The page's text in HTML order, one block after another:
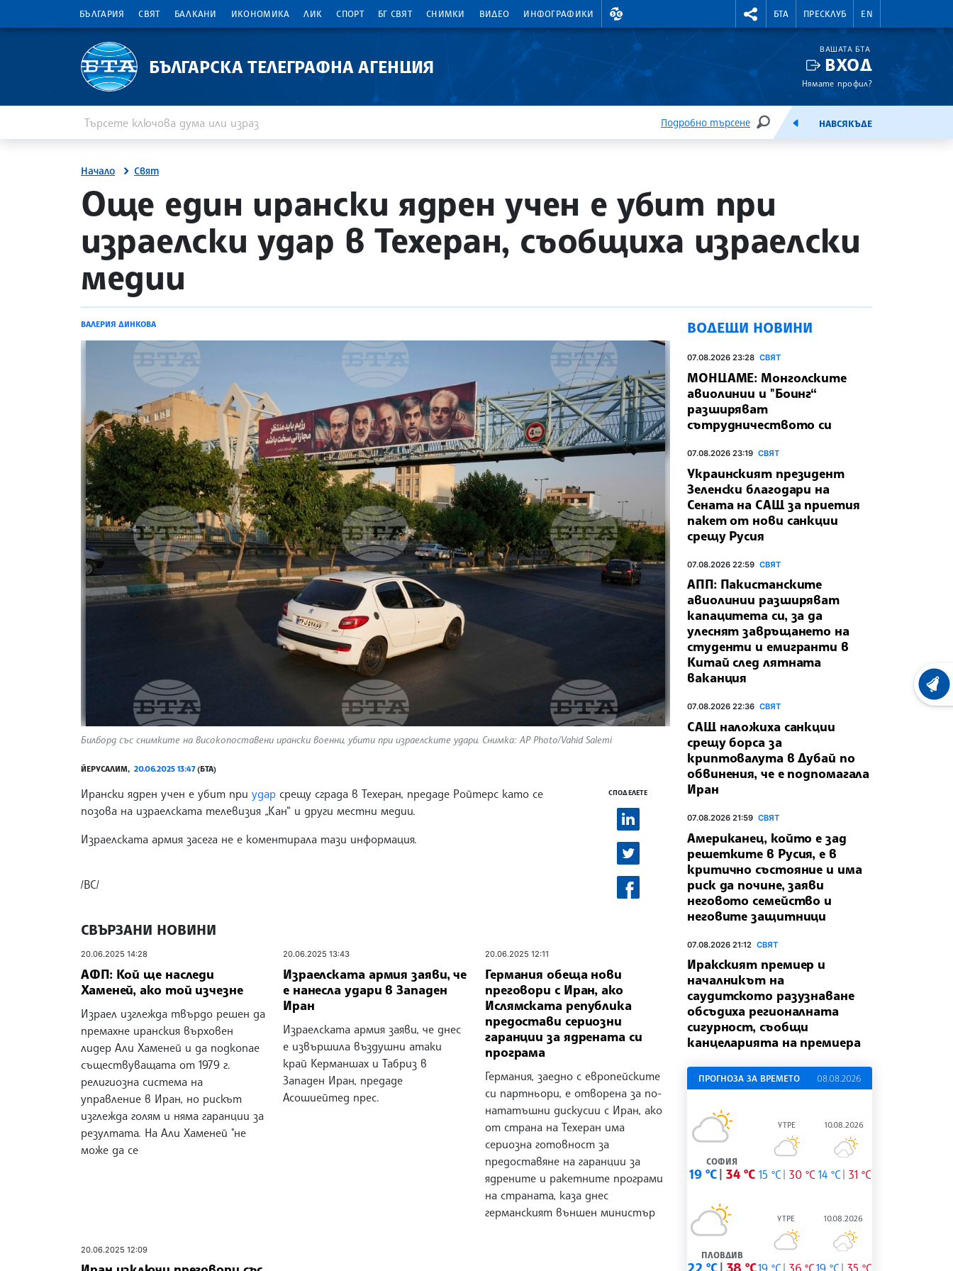
БЪЛГАРИЯ СВЯТ БАЛКАНИ ИКОНОМИКА ЛИК СПОРТ БГ СВЯТ СНИМКИ ВИДЕО ИНФОГРАФИКИ
ВАЛУТНИ КУРСОВЕ RIGHTMENU.SOCIAL
БТА ПРЕСКЛУБ EN
БЪЛГАРСКА ТЕЛЕГРАФНА АГЕНЦИЯ
ВАШАТА БТА
ВХОД
Нямате профил?
Подробно търсене
ТЪРСЕНЕЕМИСИЯНАВСЯКЪДЕ
Начало Свят
site.bta
Още един ирански ядрен учен е убит при
израелски удар в Техеран, съобщиха израелски
медии
ВАЛЕРИЯ ДИНКОВА
Билборд със снимките на високопоставени ирански военни, убити при израелските удари. Снимка: AP Photo/Vahid Salemi
ЙЕРУСАЛИМ, 20.06.2025 13:47(БТА)
Ирански ядрен учен е убит при удар срещу сграда в Техеран, предаде Ройтерс като се
позова на израелската телевизия „Кан“ и други местни медии.
Израелската армия засега не е коментирала тази информация.
/ВС/
СПОДЕЛЕТЕ
СВЪРЗАНИ НОВИНИ
20.06.2025 14:28
АФП: Кой ще наследи
Хаменей, ако той изчезне
Израел изглежда твърдо решен да
премахне иранския върховен
лидер Али Хаменей и да подкопае
съществуващата от 1979 г.
религиозна система на
управление в Иран, но рискът
изглежда голям и няма гаранции за
резултата. На Али Хаменей "не
може да се
20.06.2025 13:43
Израелската армия заяви, че
е нанесла удари в Западен
Иран
Израелската армия заяви, че днес
е извършила въздушни атаки
край Керманшах и Табриз в
Западен Иран, предаде
Асошиейтед прес.
20.06.2025 12:11
Германия обеща нови
преговори с Иран, ако
Ислямската република
предостави сериозни
гаранции за ядрената си
програма
Германия, заедно с европейските
си партньори, е отворена за по-
нататъшни дискусии с Иран, ако
от страна на Техеран има
сериозна готовност за
предоставяне на гаранции за
ядрените и ракетните програми
на страната, каза днес
германският външен министър
20.06.2025 12:09
ВОДЕЩИ НОВИНИ
07.08.2026 23:28 СВЯТ
МОНЦАМЕ: Монголските
авиолинии и "Боинг“
разширяват
сътрудничеството си
07.08.2026 23:19 СВЯТ
Украинският президент
Зеленски благодари на
Сената на САЩ за приетия
пакет от нови санкции
срещу Русия
07.08.2026 22:59 СВЯТ
АПП: Пакистанските
авиолинии разширяват
капацитета си, за да
улеснят завръщането на
студенти и емигранти в
Китай след лятната
ваканция
07.08.2026 22:36 СВЯТ
САЩ наложиха санкции
срещу борса за
криптовалута в Дубай по
обвинения, че е подпомагала
Иран
07.08.2026 21:59 СВЯТ
Американец, който е зад
решетките в Русия, е в
критично състояние и има
риск да почине, заяви
неговото семейство и
неговите защитници
07.08.2026 21:12 СВЯТ
Иракският премиер и
началникът на
саудитското разузнаване
обсъдиха регионалната
сигурност, съобщи
канцеларията на премиера
ПРОГНОЗА ЗА ВРЕМЕТО 08.08.2026
СОФИЯ
19 °C 34 °C
УТРЕ
15 °C 30 °C
10.08.2026
14 °C 31 °C
ПЛОВДИВ
22 °C 38 °C
УТРЕ
19 °C 36 °C
10.08.2026
19 °C 35 °C